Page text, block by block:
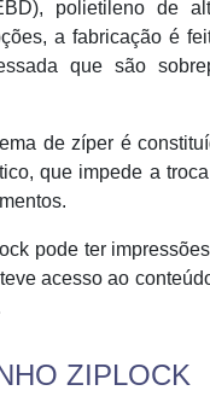
polietileno de
a fabricação é
que são
de zíper é
que impede a
pode ter
acesso ao
ZIPLOCK